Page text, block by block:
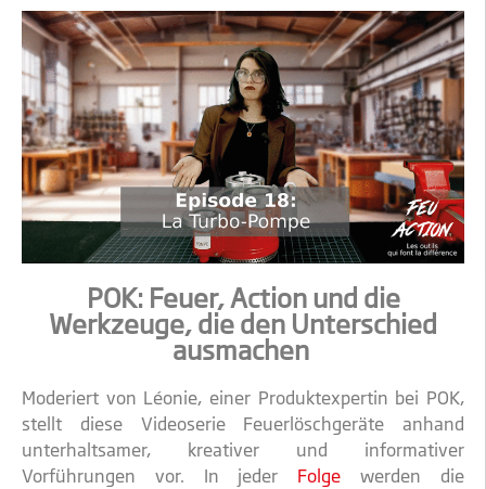
POK: Feuer, Action und die
Werkzeuge, die den Unterschied
ausmachen
Moderiert von Léonie, einer Produktexpertin bei POK,
stellt diese Videoserie Feuerlöschgeräte anhand
unterhaltsamer, kreativer und informativer
Vorführungen vor. In jeder Folge werden die